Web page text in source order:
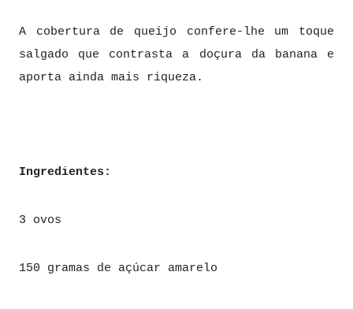
A cobertura de queijo confere-lhe um toque
salgado que contrasta a doçura da banana e
aporta ainda mais riqueza.
Ingredientes:
3 ovos
150 gramas de açúcar amarelo